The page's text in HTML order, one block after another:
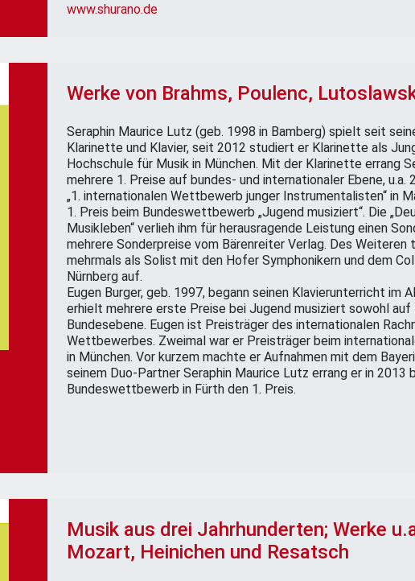
www.shurano.de
Werke von Brahms, Poulenc,
Seraphin Maurice Lutz (geb. 1998 in Bamberg) spielt seit
Klarinette und Klavier, seit 2012 studiert er Klarinette als
Hochschule für Musik in München. Mit der Klarinette errang
mehrere 1. Preise auf bundes- und internationaler Ebene, u.a.
„1. internationalen Wettbewerb junger Instrumentalisten“ in
1. Preis beim Bundeswettbewerb „Jugend musiziert“. Die
Musikleben“ verlieh ihm für herausragende Leistung einen
mehrere Sonderpreise vom Bärenreiter Verlag. Des Weiteren
mehrmals als Solist mit den Hofer Symphonikern und dem
Nürnberg auf.
Eugen Burger, geb. 1997, begann seinen Klavierunterricht im
erhielt mehrere erste Preise bei Jugend musiziert sowohl auf
Bundesebene. Eugen ist Preisträger des internationalen
Wettbewerbes. Zweimal war er Preisträger beim
in München. Vor kurzem machte er Aufnahmen mit dem
seinem Duo-Partner Seraphin Maurice Lutz errang er in 2013
Bundeswettbewerb in Fürth den 1. Preis.
Musik aus drei Jahrhunderten; Werke
Mozart, Heinichen und Resatsch